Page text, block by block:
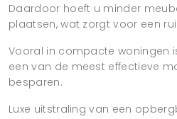
Daardoor hoeft u minder
plaatsen, wat zorgt voor een
Vooral in compacte woningen
een van de meest effectieve
besparen.
Luxe uitstraling van een